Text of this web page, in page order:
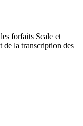
forfaits Scale et
de la transcription des